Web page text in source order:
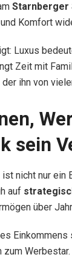
Starnberger
Komfort
Luxus
Zeit mit
der ihn von
sein
nicht nur ein
auf
über
Einkommens
zum